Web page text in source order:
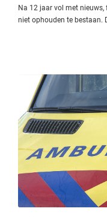
Na 12 jaar vol met nieuws,
niet ophouden te bestaan.